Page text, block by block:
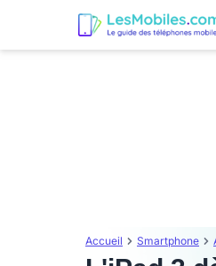
Accueil Smartphone